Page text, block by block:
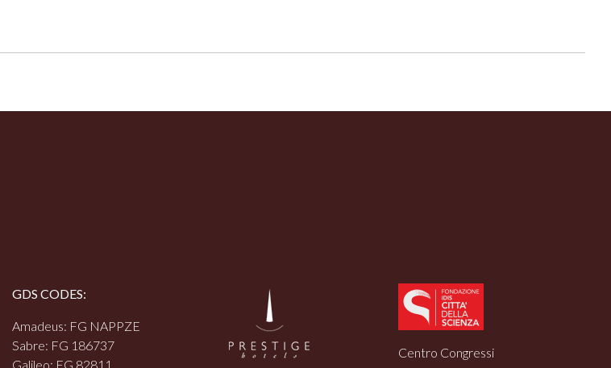
GDS CODES:
Amadeus: FG NAPPZE
Sabre: FG 186737
Galileo: FG 82811
Centro Congressi